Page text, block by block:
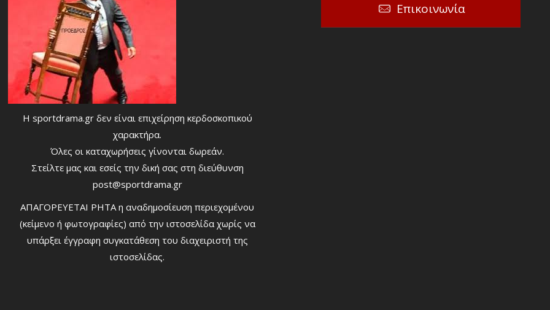
Η sportdrama.gr δεν είναι επιχείρηση κερδοσκοπικού
χαρακτήρα.
Όλες οι καταχωρήσεις γίνονται δωρεάν.
Στείλτε μας και εσείς την δική σας στη διεύθυνση
post@sportdrama.gr
ΑΠΑΓΟΡΕΥΕΤΑΙ ΡΗΤΑ η αναδημοσίευση περιεχομένου
(κείμενο ή φωτογραφίες) από την ιστοσελίδα χωρίς να
υπάρξει έγγραφη συγκατάθεση του διαχειριστή της
ιστοσελίδας.
Επικοινωνία